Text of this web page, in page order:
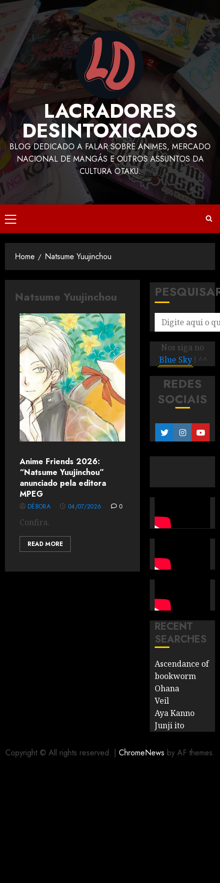
LACRADORES
DESINTOXICADOS
BLOG DEDICADO A FALAR SOBRE ANIMES, MERCADO
NACIONAL DE MANGÁS E OUTROS ASSUNTOS DA
CULTURA OTAKU.
Home Natsume Yuujinchou
Natsume Yuujinchou
Anime Friends 2026:
“Natsume Yuujinchou”
anunciado pela editora
MPEG
DÉBORA 04/07/2026 0
Confira.
READ MORE
Nos siga no
Blue Sky ! ^^
REDES
SOCIAIS
RECENT
SEARCHES
Ascendance of
bookworm
Ohana
Veil
Aya Kanno
Junji ito
Copyright © All rights reserved. | ChromeNews by AF themes.